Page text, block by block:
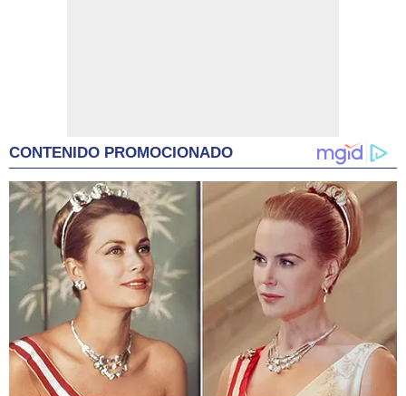
CONTENIDO PROMOCIONADO